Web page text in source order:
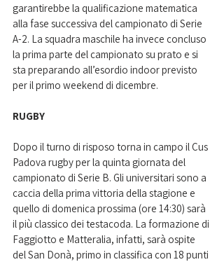
garantirebbe la qualificazione matematica
alla fase successiva del campionato di Serie
A-2. La squadra maschile ha invece concluso
la prima parte del campionato su prato e si
sta preparando all’esordio indoor previsto
per il primo weekend di dicembre.
RUGBY
Dopo il turno di risposo torna in campo il Cus
Padova rugby per la quinta giornata del
campionato di Serie B. Gli universitari sono a
caccia della prima vittoria della stagione e
quello di domenica prossima (ore 14:30) sarà
il più classico dei testacoda. La formazione di
Faggiotto e Matteralia, infatti, sarà ospite
del San Donà, primo in classifica con 18 punti